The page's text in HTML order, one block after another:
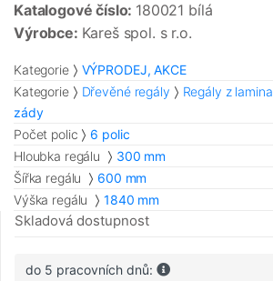
Katalogové číslo: 180021 bílá
Výrobce: Kareš spol. s r.o.
Kategorie
VÝPRODEJ, AKCE
Kategorie
Dřevěné regály Regály z lamina
zády
Počet polic
6 polic
Hloubka regálu
300 mm
Šířka regálu
600 mm
Výška regálu
1840 mm
Skladová dostupnost
do 5 pracovních dnů: